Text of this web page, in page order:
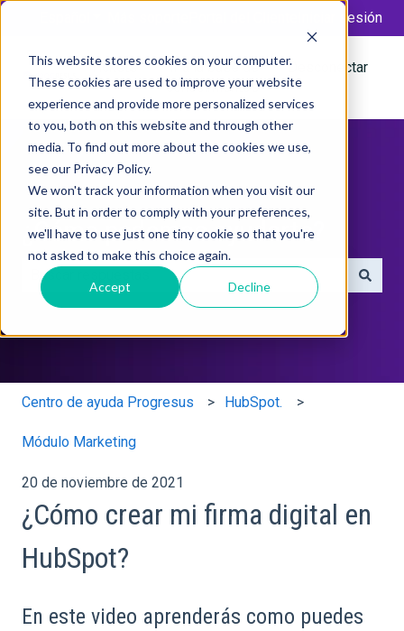
This website stores cookies on your computer.
These cookies are used to improve your website
experience and provide more personalized services
to you, both on this website and through other
media. To find out more about the cookies we use,
see our Privacy Policy.
We won't track your information when you visit our
site. But in order to comply with your preferences,
we'll have to use just one tiny cookie so that you're
not asked to make this choice again.
Accept Decline
Iniciar sesión
Tickets
Ir a la base de
conocimientos
Desconectar
¿Cómo podemos ayudarte?
No hay sugerencias porque el campo de búsqueda
Centro de ayuda Progresus HubSpot.
Módulo Marketing
20 de noviembre de 2021
¿Cómo crear mi firma digital en
HubSpot?
En este video aprenderás como puedes